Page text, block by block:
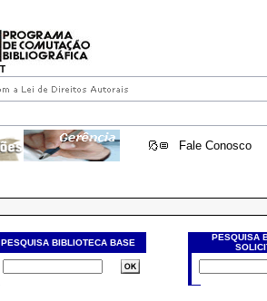
Fale Conosco
PESQUISA BIBLIOTECA BASE
PESQUISA